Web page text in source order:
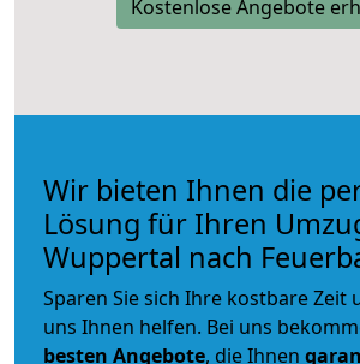
Kostenlose Angebote
Wir bieten Ihnen die
Lösung für Ihren
Wuppertal nach
Sparen Sie sich Ihre kostbare Zeit
uns Ihnen helfen. Bei uns
besten Angebote, die Ihnen